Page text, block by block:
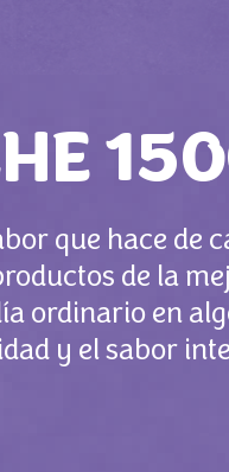
que hace de
de la
ordinario en
y el sabor